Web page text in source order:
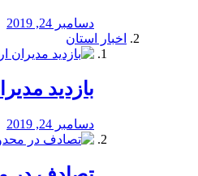
دسامبر 24, 2019
اخبار استان
بازدید
دسامبر 24, 2019